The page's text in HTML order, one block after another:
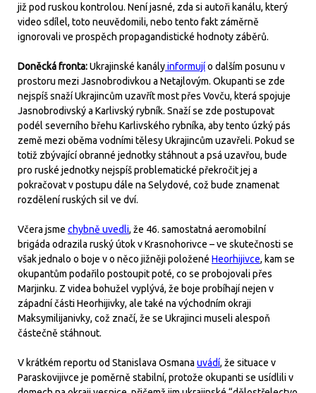
již pod ruskou kontrolou. Není jasné, zda si autoři kanálu, který
video sdílel, toto neuvědomili, nebo tento fakt záměrně
ignorovali ve prospěch propagandistické hodnoty záběrů.
Doněcká fronta:Ukrajinské kanályinformujío dalším posunu v
prostoru mezi Jasnobrodivkou a Netajlovým. Okupanti se zde
nejspíš snaží Ukrajincům uzavřít most přes Vovču, která spojuje
Jasnobrodivský a Karlivský rybník. Snaží se zde postupovat
podél severního břehu Karlivského rybníka, aby tento úzký pás
země mezi oběma vodními tělesy Ukrajincům uzavřeli. Pokud se
totiž zbývající obranné jednotky stáhnout a psá uzavřou, bude
pro ruské jednotky nejspíš problematické překročit jej a
pokračovat v postupu dále na Selydové, což bude znamenat
rozdělení ruských sil ve dví.
Včera jsme chybně uvedli, že 46. samostatná aeromobilní
brigáda odrazila ruský útok v Krasnohorivce – ve skutečnosti se
však jednalo o boje v o něco jižněji položené Heorhijivce, kam se
okupantům podařilo postoupit poté, co se probojovali přes
Marjinku. Z videa bohužel vyplývá, že boje probíhají nejen v
západní části Heorhijivky, ale také na východním okraji
Maksymilijanivky, což značí, že se Ukrajinci museli alespoň
částečně stáhnout.
V krátkém reportu od Stanislava Osmana uvádí, že situace v
Paraskovijivce je poměrně stabilní, protože okupanti se usídlili v